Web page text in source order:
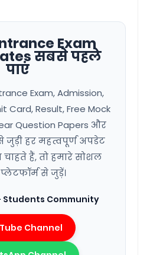
Exam
सबसे पहले
पाएं
Exam, Admission,
Card, Result, Free Mock
Question Papers और
जुड़ी हर महत्वपूर्ण अपडेट
हैं, तो हमारे सोशल
प्लेटफॉर्म से जुड़ें।
Students Community
Channel